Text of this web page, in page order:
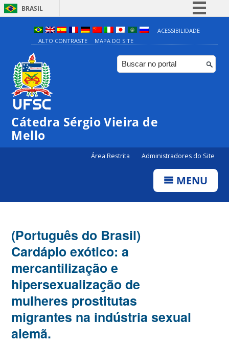
BRASIL
Simplifique!
Comunica BR
Participe
ACESSIBILIDADE
ALTO CONTRASTE
MAPA DO SITE
Cátedra Sérgio Vieira de
Mello
Área Restrita Administradores do Site
MENU
(Português do Brasil)
Cardápio exótico: a
mercantilização e
hipersexualização de
mulheres prostitutas
migrantes na indústria sexual
alemã.